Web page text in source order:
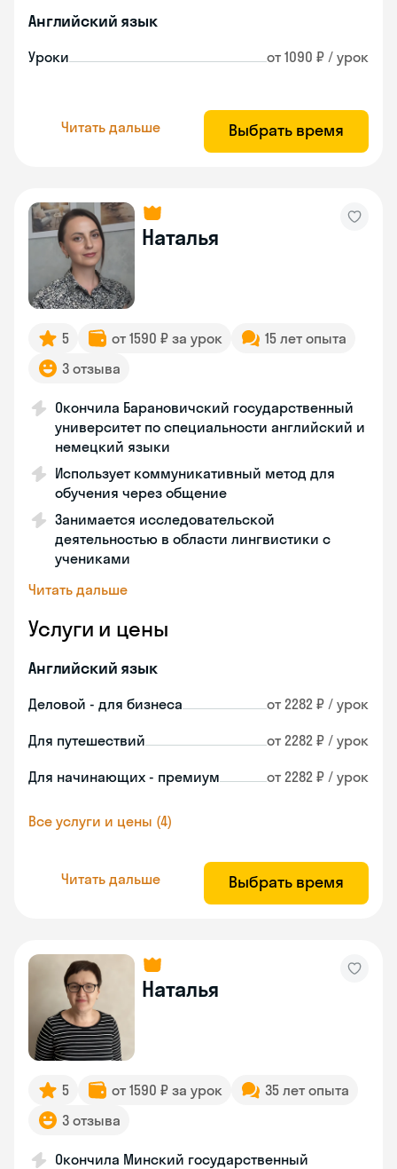
Английский язык
Уроки от 1090 ₽ / урок
Читать дальше Выбрать время
Наталья
5 от 1590 ₽ за урок
15 лет опыта
3 отзыва
Окончила Барановичский государственный
университет по специальности английский и
немецкий языки
Использует коммуникативный метод для
обучения через общение
Занимается исследовательской
деятельностью в области лингвистики с
учениками
Читать дальше
Услуги и цены
Английский язык
Деловой - для бизнеса от 2282 ₽ / урок
Для путешествий от 2282 ₽ / урок
Для начинающих - премиум от 2282 ₽ / урок
Все услуги и цены (4)
Читать дальше Выбрать время
Наталья
5 от 1590 ₽ за урок
35 лет опыта
3 отзыва
Окончила Минский государственный